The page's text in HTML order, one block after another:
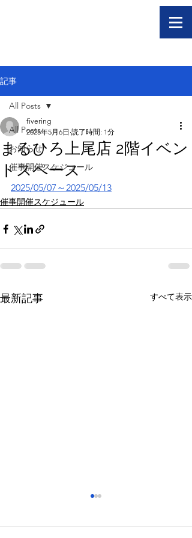
記事
All Posts
お知らせ
催事開催スケジュール
All Posts
まるひろ上尾店 2階イベン
トスペース
fivering
2025年5月6日 読了時間: 1分
2025/05/07～2025/05/13
催事開催スケジュール
最新記事 すべて表示